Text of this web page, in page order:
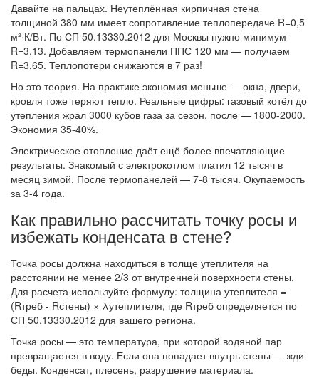
Давайте на пальцах. Неутеплённая кирпичная стена
толщиной 380 мм имеет сопротивление теплопередаче R=0,5
м²·К/Вт. По СП 50.13330.2012 для Москвы нужно минимум
R=3,13. Добавляем термопанели ППС 120 мм — получаем
R=3,65. Теплопотери снижаются в 7 раз!
Но это теория. На практике экономия меньше — окна, двери,
кровля тоже теряют тепло. Реальные цифры: газовый котёл до
утепления жрал 3000 кубов газа за сезон, после — 1800-2000.
Экономия 35-40%.
Электрическое отопление даёт ещё более впечатляющие
результаты. Знакомый с электрокотлом платил 12 тысяч в
месяц зимой. После термопанелей — 7-8 тысяч. Окупаемость
за 3-4 года.
Как правильно рассчитать точку росы и
избежать конденсата в стене?
Точка росы должна находиться в толще утеплителя на
расстоянии не менее 2/3 от внутренней поверхности стены.
Для расчета используйте формулу: толщина утеплителя =
(Rтреб - Rстены) × λутеплителя, где Rтреб определяется по
СП 50.13330.2012 для вашего региона.
Точка росы — это температура, при которой водяной пар
превращается в воду. Если она попадает внутрь стены — жди
беды. Конденсат, плесень, разрушение материала.